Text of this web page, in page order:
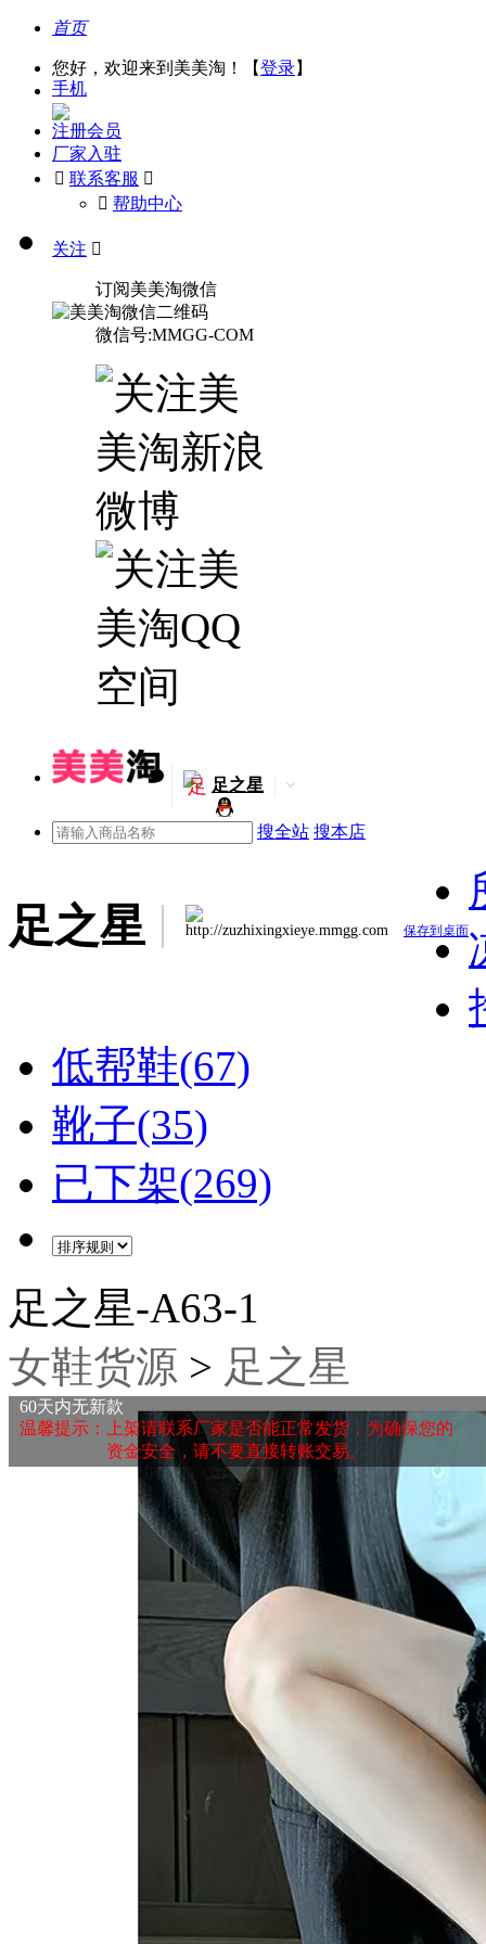
首页
您好，欢迎来到美美淘！【登录】
手机
注册会员
厂家入驻
 联系客服 
󰅃 帮助中心
关注 
订阅美美淘微信
微信号:MMGG-COM
足 足之星
搜全站 搜本店
足之星 http://zuzhixingxieye.mmgg.com 保存到桌面
低帮鞋(67)
靴子(35)
已下架(269)
足之星-A63-1
女鞋货源 > 足之星
60天内无新款
温馨提示：上架请联系厂家是否能正常发货，为确保您的
资金安全，请不要直接转账交易。